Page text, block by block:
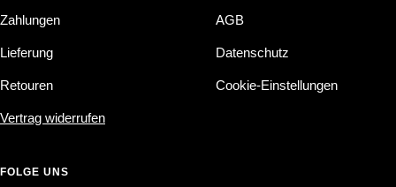
Zahlungen
Lieferung
Retouren
Vertrag widerrufen
AGB
Datenschutz
Cookie-Einstellungen
FOLGE UNS